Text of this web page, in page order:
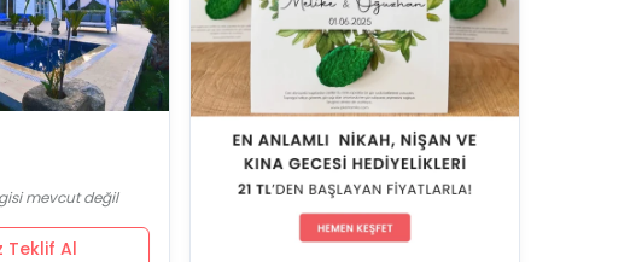
mevcut değil
Teklif Al